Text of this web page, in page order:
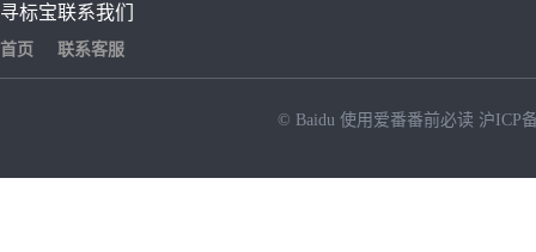
寻标宝
首页
联系我们
联系客服
© Baidu 使用爱番番前必读 沪ICP